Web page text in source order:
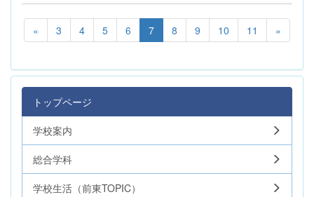
« 3 4 5 6 7 8 9 10 11 »
トップページ
学校案内
総合学科
学校生活（前東TOPIC）